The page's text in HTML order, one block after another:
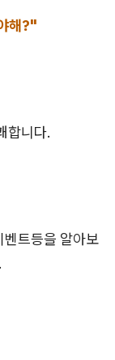
해?"
합니다.
트등을 알아보